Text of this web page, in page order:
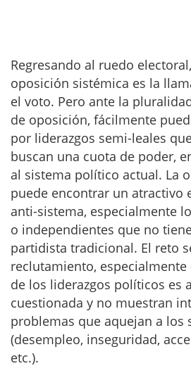
Regresando al ruedo
oposición sistémica es la
el voto. Pero ante la
de oposición, fácilmente
por liderazgos semi-leales
buscan una cuota de poder,
al sistema político actual. La
puede encontrar un atractivo
anti-sistema, especialmente
o independientes que no
partidista tradicional. El reto
reclutamiento,
de los liderazgos políticos es
cuestionada y no muestran
problemas que aquejan a los
(desempleo, inseguridad,
etc.).